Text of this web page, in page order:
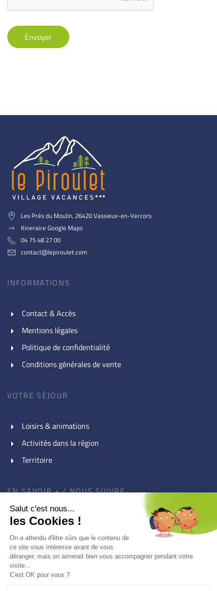
*
D
*
Envoyer
Les Prés du Moulin, 26420 Vassieux-en-Vercors
Itineraire Google Maps
04 75 48 27 00
contact@lepiroulet.com
INFORMATIONS
Contact & Accès
Mentions légales
Politique de confidentialité
Conditions générales de vente
VOTRE SÉJOUR
Loisirs & animations
Activités dans la région
Territoire
EN SAVOIR + / NOUS SUIVRE
A propos : Association Le Piroulet
Galerie Photos / Vidéos
Nos partenaires